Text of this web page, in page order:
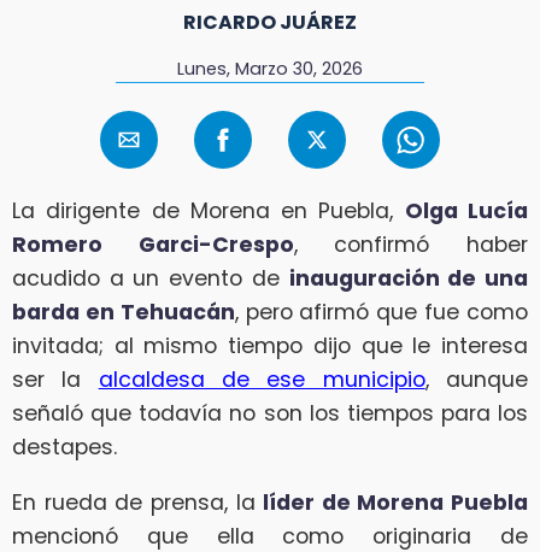
RICARDO JUÁREZ
Lunes, Marzo 30, 2026
La dirigente de Morena en Puebla, Olga Lucía
Romero Garci-Crespo, confirmó haber
acudido a un evento de inauguración de una
barda en Tehuacán, pero afirmó que fue como
invitada; al mismo tiempo dijo que le interesa
ser la alcaldesa de ese municipio, aunque
señaló que todavía no son los tiempos para los
destapes.
En rueda de prensa, la líder de Morena Puebla
mencionó que ella como originaria de